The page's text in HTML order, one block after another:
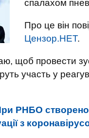
спалахом
Про це він
Цензор.НЕТ.
щоб провести
участь у
РНБО створено
з